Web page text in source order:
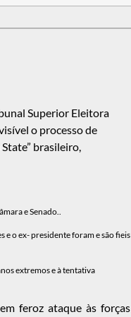
Superior Eleitora
o processo de
brasileiro,
e Senado..
e o ex- presidente foram e são fieis
extremos e à tentativa
feroz ataque às forças